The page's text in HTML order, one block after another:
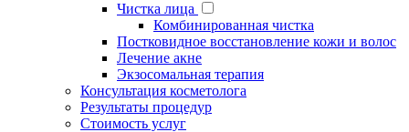
Чистка лица
Комбинированная чистка
Постковидное восстановление кожи и волос
Лечение акне
Экзосомальная терапия
Консультация косметолога
Результаты процедур
Стоимость услуг